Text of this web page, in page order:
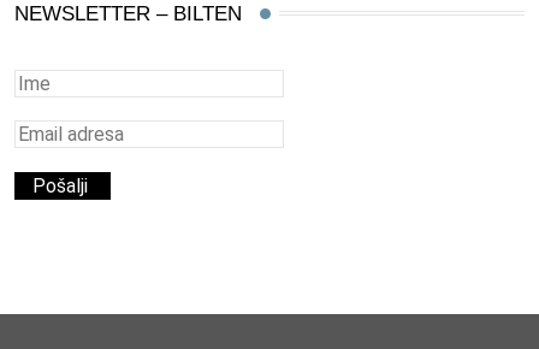
NEWSLETTER – BILTEN